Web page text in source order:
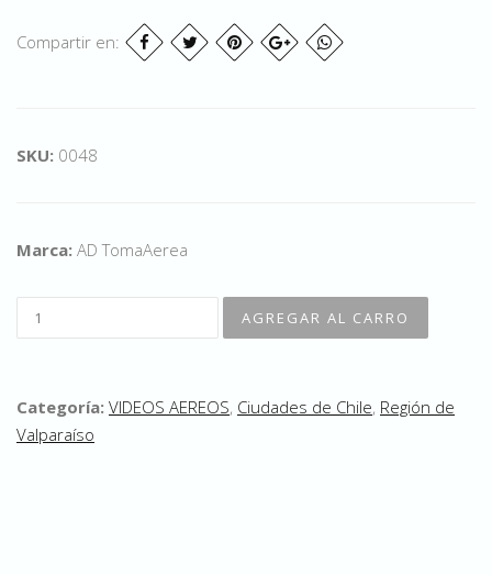
Compartir en:
SKU: 0048
Marca: AD TomaAerea
Categoría: VIDEOS AEREOS, Ciudades de Chile, Región de
Valparaíso